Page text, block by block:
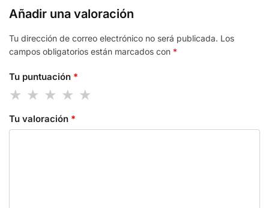
Añadir una valoración
Tu dirección de correo electrónico no será publicada. Los
campos obligatorios están marcados con *
Tu puntuación *
Tu valoración *